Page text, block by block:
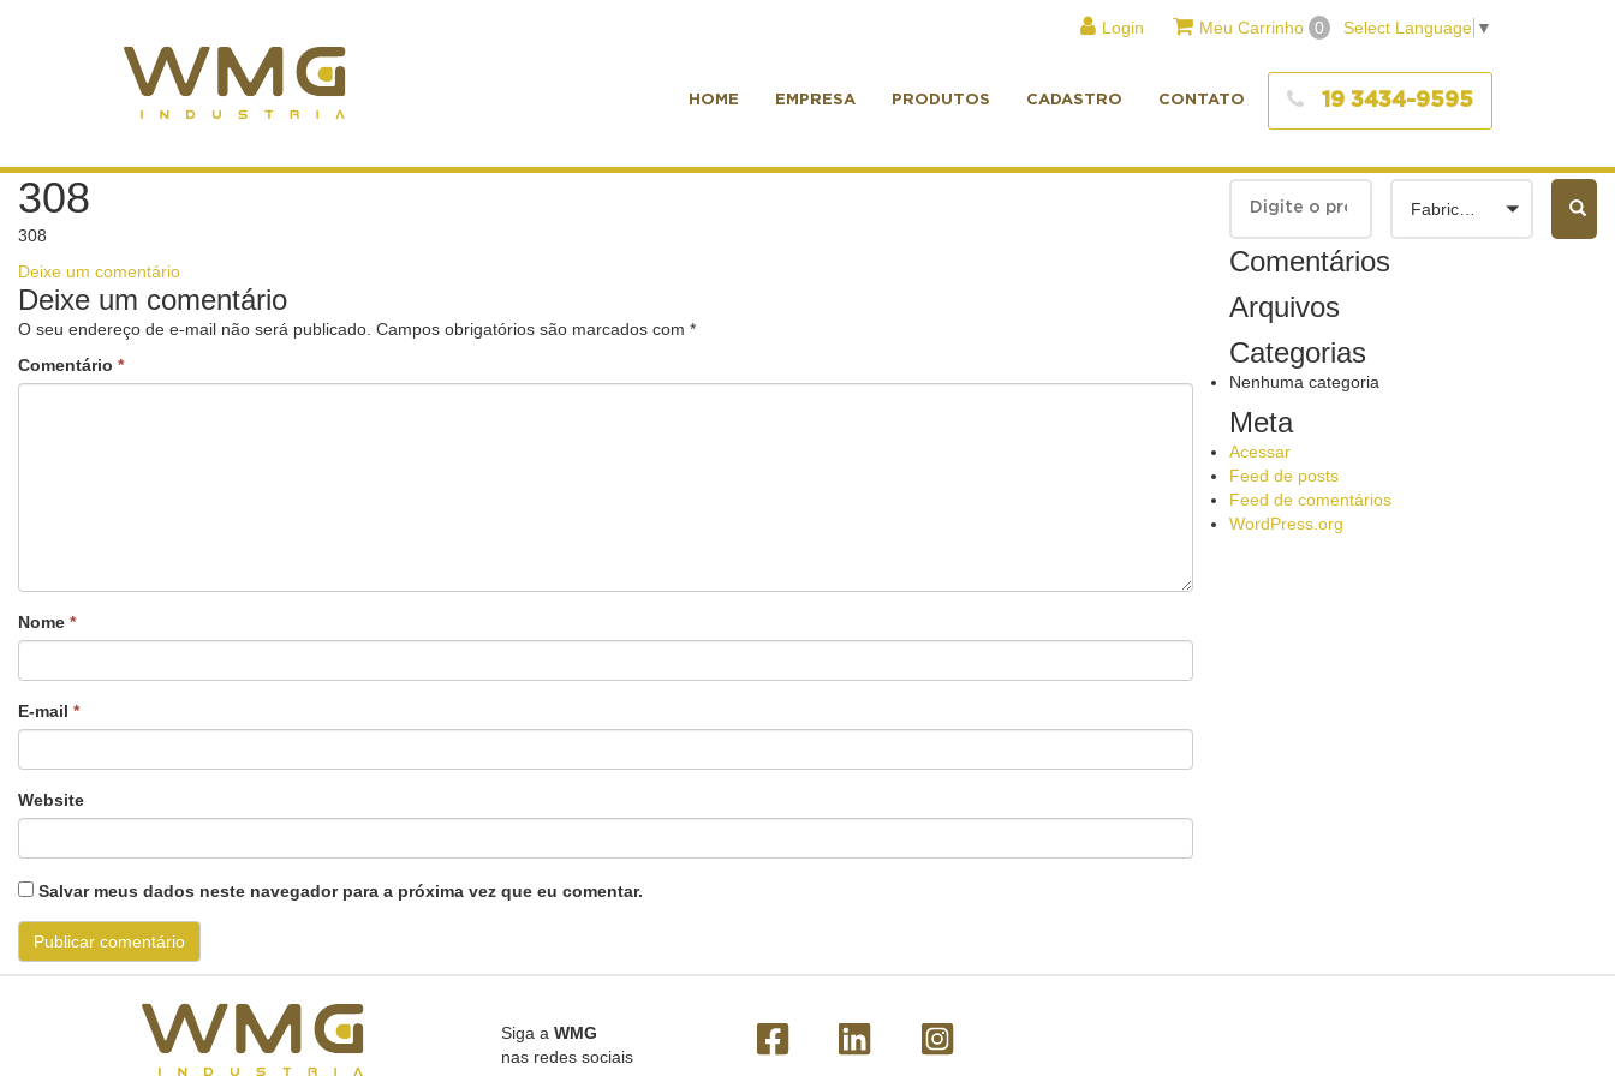
Login Meu Carrinho 0 Select Language ▼
HOME EMPRESA PRODUTOS CADASTRO CONTATO 19 3434-9595
308
308
Deixe um comentário
Deixe um comentário
O seu endereço de e-mail não será publicado. Campos obrigatórios são marcados com *
Comentário *
Nome *
E-mail *
Website
Salvar meus dados neste navegador para a próxima vez que eu comentar.
Fabricantes
Comentários
Arquivos
Categorias
Nenhuma categoria
Meta
Acessar
Feed de posts
Feed de comentários
WordPress.org
Siga a WMG
nas redes sociais